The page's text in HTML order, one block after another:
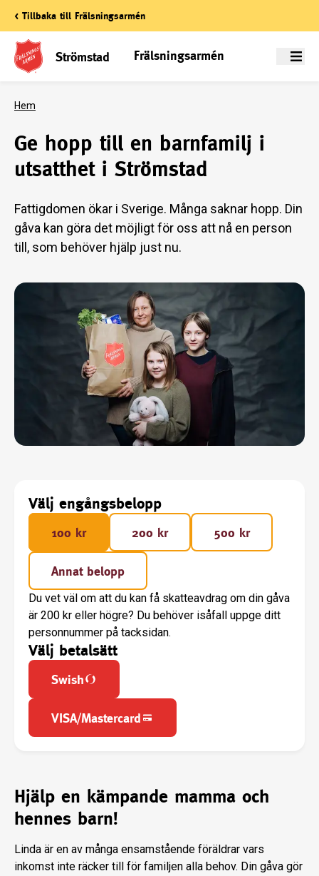
< Tillbaka till Frälsningsarmén
Strömstad Frälsningsarmén Meny
Hem
Ge hopp till en barnfamilj i
utsatthet i Strömstad
Fattigdomen ökar i Sverige. Många saknar hopp. Din
gåva kan göra det möjligt för oss att nå en person
till, som behöver hjälp just nu.
Välj engångsbelopp
100 kr 200 kr 500 kr
Annat belopp
Du vet väl om att du kan få skatteavdrag om din gåva
är 200 kr eller högre? Du behöver isåfall uppge ditt
personnummer på tacksidan.
Välj betalsätt
Swish
VISA/Mastercard
Hjälp en kämpande mamma och
hennes barn!
Linda är en av många ensamstående föräldrar vars
inkomst inte räcker till för familjen alla behov. Din gåva gör